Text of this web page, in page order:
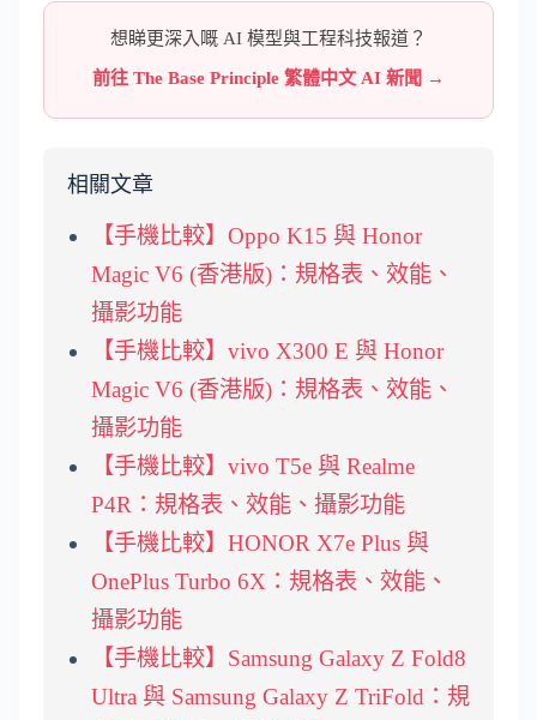
想睇更深入嘅 AI 模型與工程科技報道？
前往 The Base Principle 繁體中文 AI 新聞 →
相關文章
【手機比較】Oppo K15 與 Honor
Magic V6 (香港版)：規格表、效能、
攝影功能
【手機比較】vivo X300 E 與 Honor
Magic V6 (香港版)：規格表、效能、
攝影功能
【手機比較】vivo T5e 與 Realme
P4R：規格表、效能、攝影功能
【手機比較】HONOR X7e Plus 與
OnePlus Turbo 6X：規格表、效能、
攝影功能
【手機比較】Samsung Galaxy Z Fold8
Ultra 與 Samsung Galaxy Z TriFold：規